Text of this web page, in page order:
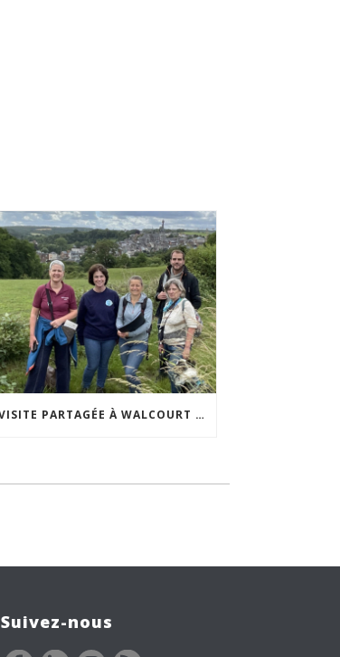
VISITE PARTAGÉE À WALCOURT : UNE DÉMARCHE PARTICIPATIVE ANIMÉE PAR ESPACE ENVIRONNEMENT
Suivez-nous